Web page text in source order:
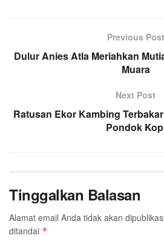
Previous Post
Dulur Anies Atla Meriahkan
Muara
Next Post
Ratusan Ekor Kambing
Pondok
Tinggalkan Balasan
Alamat email Anda tidak akan
ditandai *